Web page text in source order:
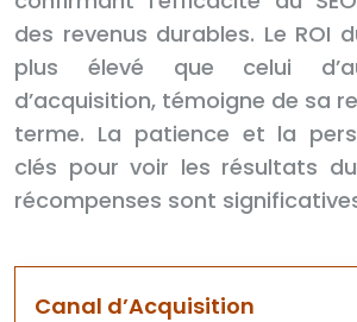
des revenus durables. Le ROI
plus élevé que celui
d’acquisition, témoigne de sa
terme. La patience et la
clés pour voir les résultats du
récompenses sont
Canal d’Acquisition